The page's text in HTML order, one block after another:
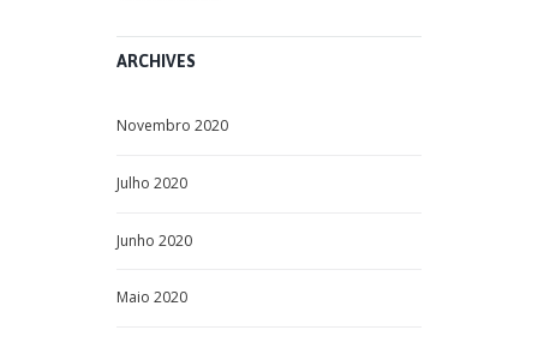
ARCHIVES
Novembro 2020
Julho 2020
Junho 2020
Maio 2020